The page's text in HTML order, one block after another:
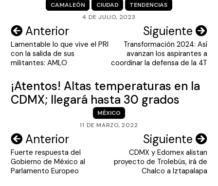
CAMALEÓN CIUDAD
TENDENCIAS
4 DE JULIO, 2023
Navegación
de
entradas
Anterior
Lamentable lo que vive el PRI
con la salida de sus
militantes: AMLO
Siguiente
Transformación 2024: Así
avanzan los aspirantes a
coordinar la defensa de la 4T
¡Atentos! Altas temperaturas en la
CDMX; llegará hasta 30 grados
MÉXICO
11 DE MARZO, 2022
Navegación
de
entradas
Anterior
Fuerte respuesta del
Gobierno de México al
Parlamento Europeo
Siguiente
CDMX y Edomex alistan
proyecto de Trolebús, irá de
Chalco a Iztapalapa